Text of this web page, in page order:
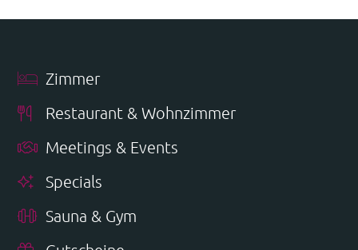
Zimmer
Restaurant & Wohnzimmer
Meetings & Events
Specials
Sauna & Gym